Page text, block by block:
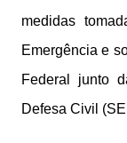
medidas
Emergência e
Federal junto
Defesa Civil